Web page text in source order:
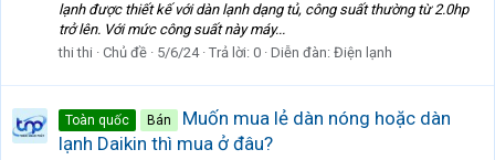
lạnh được thiết kế với dàn lạnh dạng tủ, công suất thường từ 2.0hp
trở lên. Với mức công suất này máy...
thi thi
Chủ đề 5/6/24 Trả lời: 0 Diễn đàn: Điện lạnh
Toàn quốc Bán
Muốn mua lẻ dàn nóng hoặc dàn
lạnh Daikin thì mua ở đâu?